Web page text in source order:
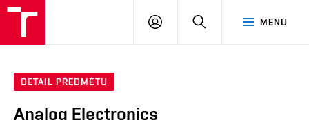
MENU
PŘIHLÁSIT
DETAIL PŘEDMĚTU
Analog Electronics